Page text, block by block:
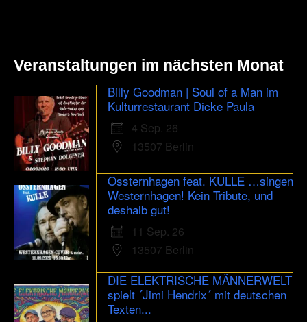
Veranstaltungen im nächsten Monat
Billy Goodman | Soul of a Man im
Kulturrestaurant Dicke Paula
4 Sep. 26
13507 Berlin
Ossternhagen feat. KULLE …singen
Westernhagen! Kein Tribute, und
deshalb gut!
11 Sep. 26
13507 Berlin
DIE ELEKTRISCHE MÄNNERWELT
spielt ´Jimi Hendrix´ mit deutschen
Texten...